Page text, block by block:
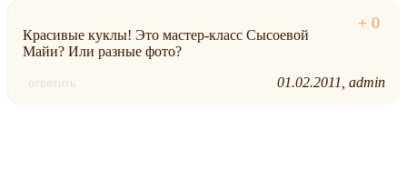
Красивые куклы! Это мастер-класс Сысоевой
Майи? Или разные фото?
ответить 01.02.2011 admin